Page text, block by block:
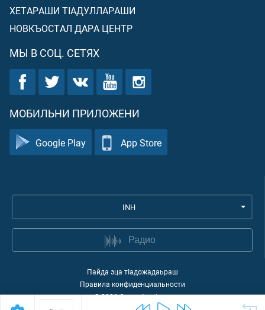
ХЕТАРАШИ ТIАДУЛЛАРАШИ
НОВКЪОСТАЛ ДАРА ЦЕНТР
МЫ В СОЦ. СЕТЯХ
МОБИЛЬНИ ПРИЛОЖЕНИ
Google Play App Store
INH
Радио
Пайда эца тIадожадаьраш
Правила конфиденциальности
©2026Quran Academy